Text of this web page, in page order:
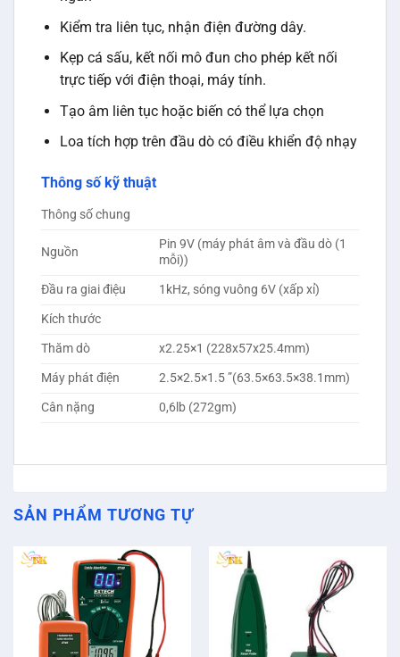
Kiểm tra liên tục, nhận điện đường dây.
Kẹp cá sấu, kết nối mô đun cho phép kết nối
trực tiếp với điện thoại, máy tính.
Tạo âm liên tục hoặc biến có thể lựa chọn
Loa tích hợp trên đầu dò có điều khiển độ nhạy
Thông số kỹ thuật
Thông số chung
Nguồn
Pin 9V (máy phát âm và đầu dò (1
mỗi))
Đầu ra giai điệu
1kHz, sóng vuông 6V (xấp xỉ)
Kích thước
Thăm dò
x2.25×1 (228x57x25.4mm)
Máy phát điện
2.5×2.5×1.5 ”(63.5×63.5×38.1mm)
Cân nặng
0,6lb (272gm)
SẢN PHẨM TƯƠNG TỰ